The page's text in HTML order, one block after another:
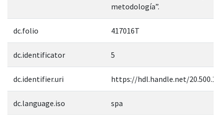
metodología”.
dc.folio 417016T
dc.identificator 5
dc.identifier.uri https://hdl.handle.net/
dc.language.iso spa